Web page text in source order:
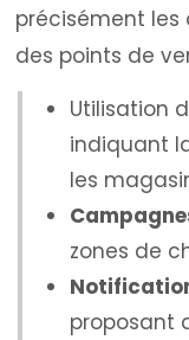
précisément
des points de
Utilisation
indiquant
les
zones de
proposant